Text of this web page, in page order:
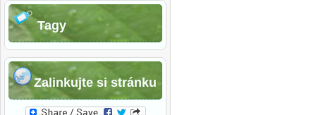
Tagy
Zalinkujte si stránku